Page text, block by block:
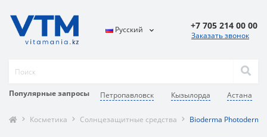
Популярные запросы Петропавловск Кызылорда Астана
Русский +7 705 214 00 00
Заказать звонок
Косметика Солнцезащитные средства Bioderma Photoderm